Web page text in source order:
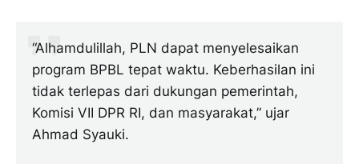
“Alhamdulillah, PLN dapat menyelesaikan
program BPBL tepat waktu. Keberhasilan ini
tidak terlepas dari dukungan pemerintah,
Komisi VII DPR RI, dan masyarakat,” ujar
Ahmad Syauki.